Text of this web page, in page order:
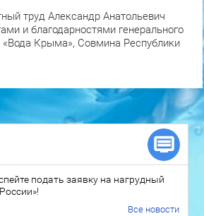
труд Александр Анатольевич
и благодарностями генерального
Крыма», Совмина Республики
подать заявку на нагрудный
Все новости